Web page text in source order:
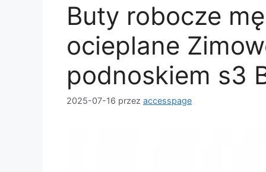
Buty robocze
ocieplane
podnoskiem s3
2025-07-16 przez accesspage